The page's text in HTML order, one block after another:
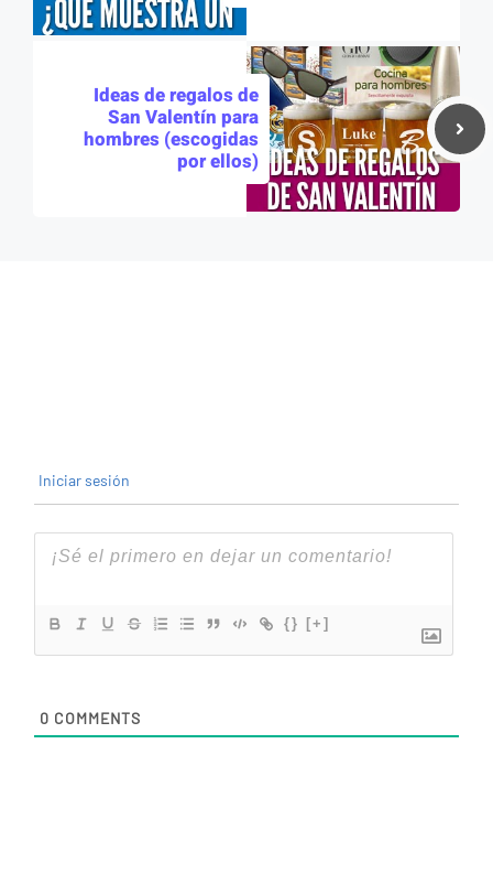
Ideas de regalos de
San Valentín para
hombres (escogidas
por ellos)
Iniciar sesión
{} [+]
0 COMMENTS